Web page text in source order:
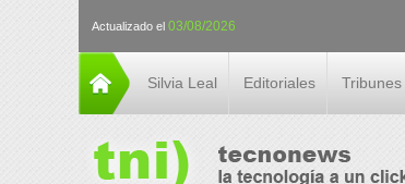
Actualizado el 03/08/2026
Silvia Leal Editoriales Tribunes